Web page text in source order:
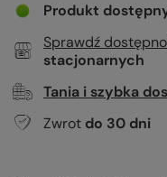
Produkt
Sprawdź
stacjonarnych
Tania i szybka
Zwrot do 30 dni